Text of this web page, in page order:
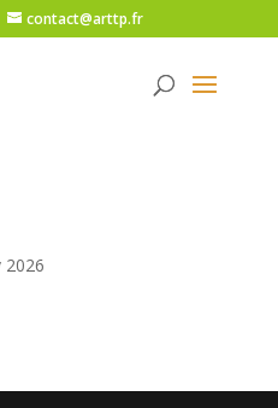
contact@arttp.fr
2026